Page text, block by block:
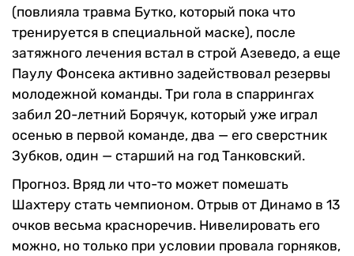
(повлияла травма Бутко, который пока что
тренируется в специальной маске), после
затяжного лечения встал в строй Азеведо, а еще
Паулу Фонсека активно задействовал резервы
молодежной команды. Три гола в спаррингах
забил 20-летний Борячук, который уже играл
осенью в первой команде, два — его сверстник
Зубков, один — старший на год Танковский.
Прогноз. Вряд ли что-то может помешать
Шахтеру стать чемпионом. Отрыв от Динамо в 13
очков весьма красноречив. Нивелировать его
можно, но только при условии провала горняков,